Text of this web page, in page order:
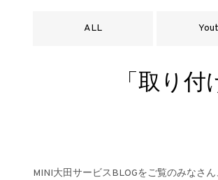
ALL
「取り
MINI大田サービスBLOGをご覧のみなさん